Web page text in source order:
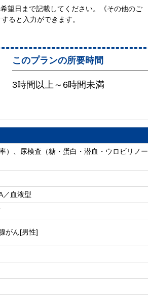
望日まで記載してください。《その他のご
ると入力ができます。
このプランの所要時間
3時間以上～6時間未満
）、尿検査（糖・蛋白・潜血・ウロビリノー
／血液型
がん[男性]